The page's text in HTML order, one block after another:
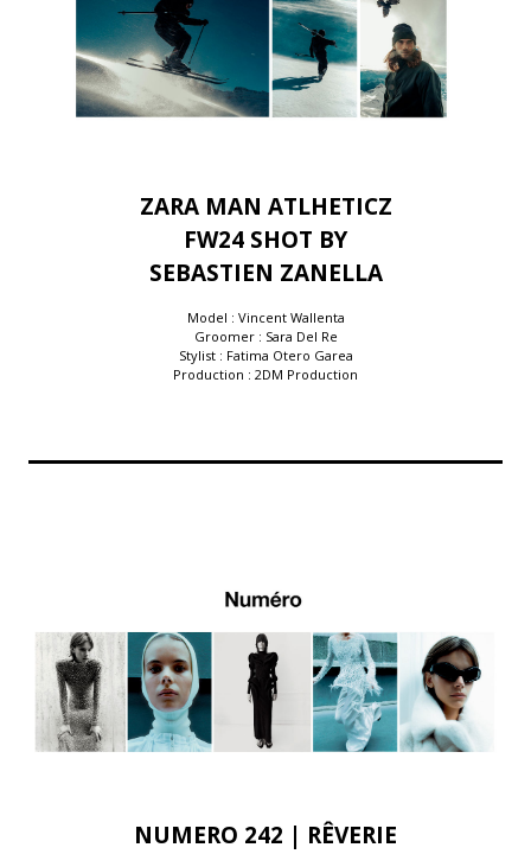
ZARA MAN ATLHETICZ
FW24 SHOT BY
SEBASTIEN ZANELLA
Model : Vincent Wallenta
Groomer : Sara Del Re
Stylist : Fatima Otero Garea
Production : 2DM Production
NUMERO 242 | RÊVERIE